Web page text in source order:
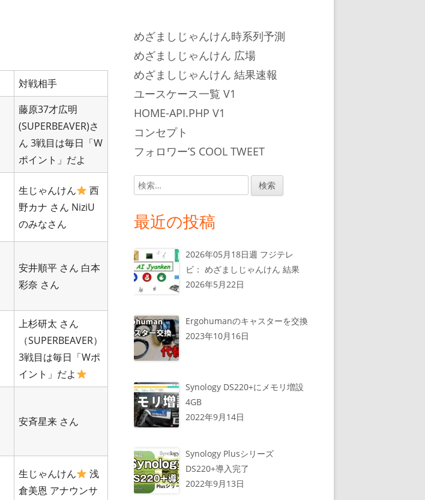
対戦相手
藤原37才広明
(SUPERBEAVER)さ
ん 3戦目は毎日「W
ポイント」だよ
生じゃんけん
西
野カナ さん NiziU
のみなさん
安井順平 さん 白本
彩奈 さん
上杉研太 さん
（SUPERBEAVER）
3戦目は毎日「Wポ
イント」だよ
安斉星来 さん
生じゃんけん
浅
倉美恩 アナウンサ
めざましじゃんけん時系列予測
めざましじゃんけん 広場
めざましじゃんけん 結果速報
ユースケース一覧 V1
HOME-API.PHP V1
コンセプト
フォロワー’S COOL TWEET
検
索:
最近の投稿
2026年05月18日週 フジテレ
ビ： めざましじゃんけん 結果
2026年5月22日
Ergohumanのキャスターを交換
2023年10月16日
Synology DS220+にメモリ増設
4GB
2022年9月14日
Synology Plusシリーズ
DS220+導入完了
2022年9月13日